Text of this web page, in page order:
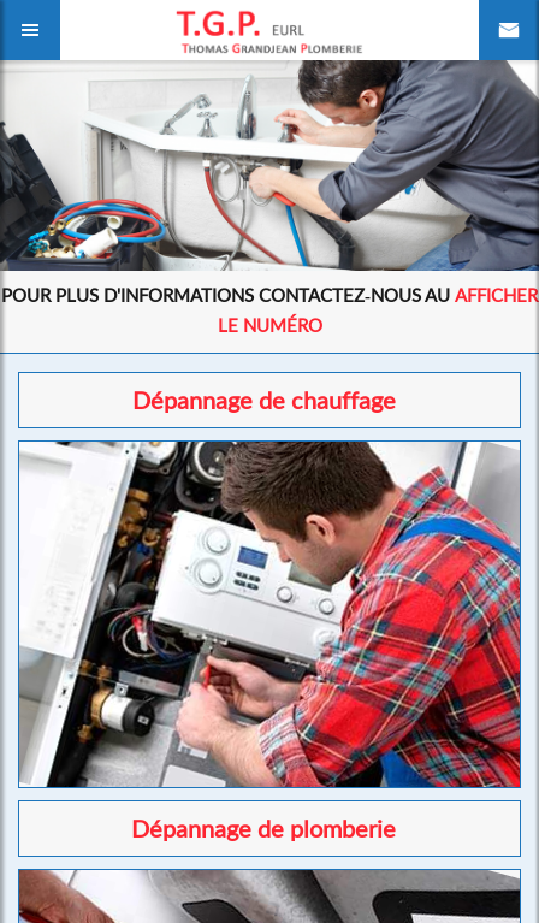
POUR PLUS D'INFORMATIONS CONTACTEZ-NOUS AU AFFICHER
LE NUMÉRO
Dépannage de chauffage
Dépannage de plomberie